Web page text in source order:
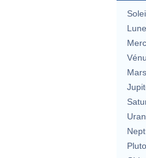
Lune
Mars